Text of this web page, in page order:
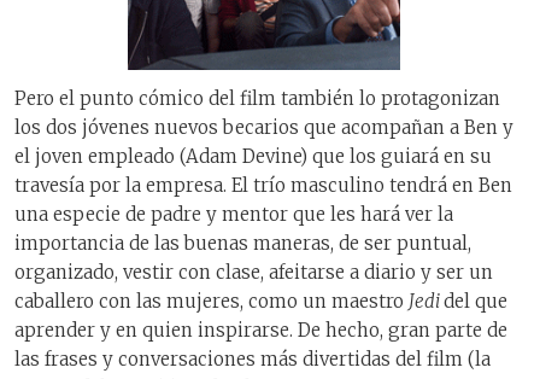
Pero el punto cómico del film también lo protagonizan
los dos jóvenes nuevos becarios que acompañan a Ben y
el joven empleado (Adam Devine) que los guiará en su
travesía por la empresa. El trío masculino tendrá en Ben
una especie de padre y mentor que les hará ver la
importancia de las buenas maneras, de ser puntual,
organizado, vestir con clase, afeitarse a diario y ser un
caballero con las mujeres, como un maestro Jedidel que
aprender y en quien inspirarse. De hecho, gran parte de
las frases y conversaciones más divertidas del film (la